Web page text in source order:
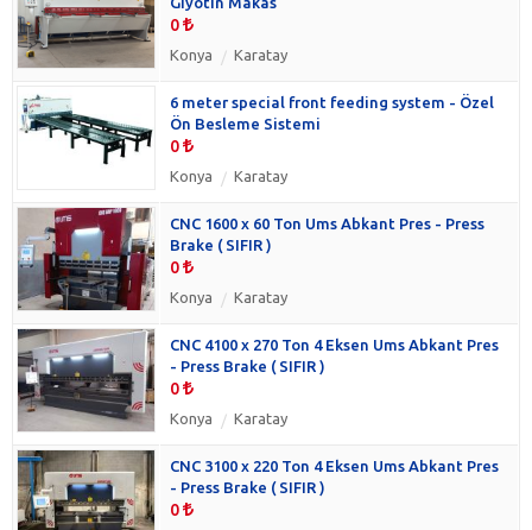
0
Konya Karatay
6 meter special front feeding system - Özel
Ön Besleme Sistemi
0
Konya Karatay
CNC 1600 x 60 Ton Ums Abkant Pres - Press
Brake ( SIFIR )
0
Konya Karatay
CNC 4100 x 270 Ton 4 Eksen Ums Abkant Pres
- Press Brake ( SIFIR )
0
Konya Karatay
CNC 3100 x 220 Ton 4 Eksen Ums Abkant Pres
- Press Brake ( SIFIR )
0